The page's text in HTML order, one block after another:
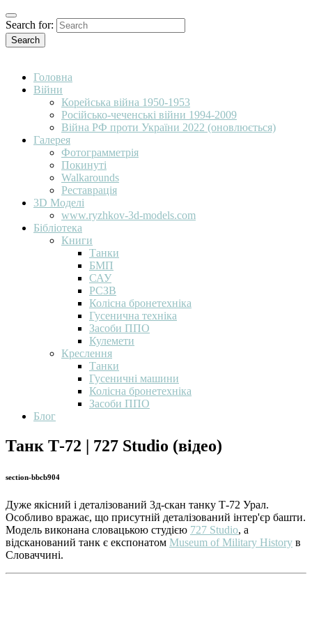
Search for:
Search
Головна
Війни
Корейська війна 1950-1953
Російсько-чеченські війни 1994-2009
Війна РФ проти України 2022 (оновлюється)
Галерея
Фотограмметрія
Покинуті
Walkarounds
Реставрація
3D Моделі
www.ryzhkov-3d-models.com
Бібліотека
Книги
Танки
БМП
САУ
РСЗВ
Колісна бронетехніка
Гусенична техніка
Засоби ППО
Кулемети
Креслення
Танки
Гусеничні машини
Колісна бронетехніка
Засоби ППО
Блог
Танк Т-72 | 727 Studio (відео)
section-bbcb904
Дуже якісний і деталізований 3д-скан танку Т-72 Урал.
Особливо вражає, що присутній деталізований інтер'єр башти.
Модель виконана словацькою студією 727 Studio, а
відсканований танк є експонатом Museum of Military History в
Словаччині.